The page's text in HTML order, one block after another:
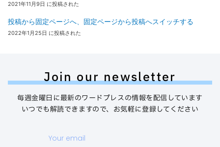
2021年11月9日 に投稿された
投稿から固定ページへ、固定ページから投稿へスイッチする
2022年1月25日 に投稿された
Join our newsletter
毎週金曜日に最新のワードプレスの情報を配信しています
いつでも解読できますので、お気軽に登録してください
email